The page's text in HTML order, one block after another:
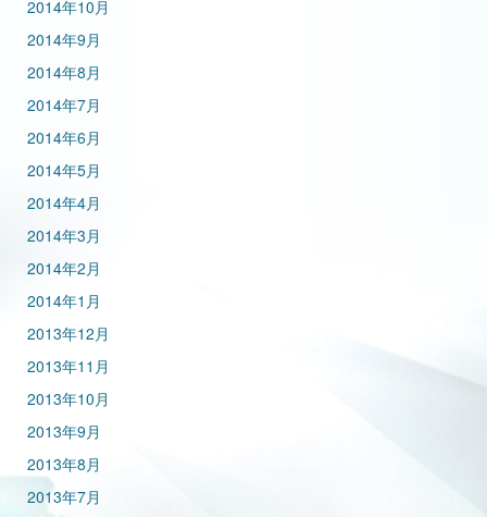
2014年10月
2014年9月
2014年8月
2014年7月
2014年6月
2014年5月
2014年4月
2014年3月
2014年2月
2014年1月
2013年12月
2013年11月
2013年10月
2013年9月
2013年8月
2013年7月